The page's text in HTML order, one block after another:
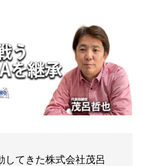
してきた株式会社茂呂